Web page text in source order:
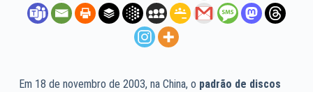
Em 18 de novembro de 2003, na China, o padrão de discos